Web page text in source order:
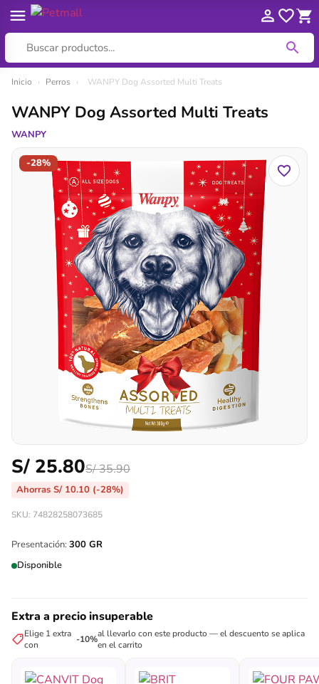
contenido
Inicio › Perros › WANPY Dog Assorted Multi Treats
-28%
WANPY Dog Assorted Multi Treats
WANPY
S/ 25.80S/35.90
Ahorras S/ 10.10 (-28%)
SKU: 74828258073685
Presentación: 300 GR
Disponible
Extra a precio insuperable
Elige 1 extra
con
-10%al llevarlo con este producto — el descuento se aplica
en el carrito